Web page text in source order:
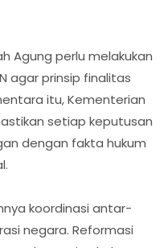
Agung perlu melakukan
agar prinsip finalitas
itu, Kementerian
setiap keputusan
dengan fakta hukum
koordinasi antar-
negara. Reformasi